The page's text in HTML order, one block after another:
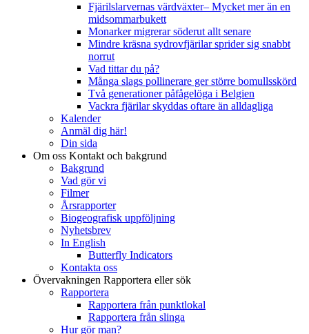
Fjärilslarvernas värdväxter– Mycket mer än en
midsommarbukett
Monarker migrerar söderut allt senare
Mindre kräsna sydrovfjärilar sprider sig snabbt
norrut
Vad tittar du på?
Många slags pollinerare ger större bomullsskörd
Två generationer påfågelöga i Belgien
Vackra fjärilar skyddas oftare än alldagliga
Kalender
Anmäl dig här!
Din sida
Om oss Kontakt och bakgrund
Bakgrund
Vad gör vi
Filmer
Årsrapporter
Biogeografisk uppföljning
Nyhetsbrev
In English
Butterfly Indicators
Kontakta oss
Övervakningen Rapportera eller sök
Rapportera
Rapportera från punktlokal
Rapportera från slinga
Hur gör man?